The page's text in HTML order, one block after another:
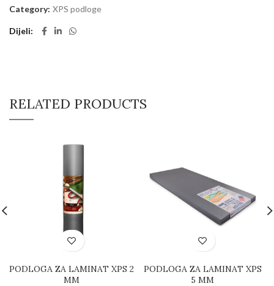
Category: XPS podloge
Dijeli
RELATED PRODUCTS
PODLOGA ZA LAMINAT XPS 2
MM
PODLOGA ZA LAMINAT XPS
5 MM